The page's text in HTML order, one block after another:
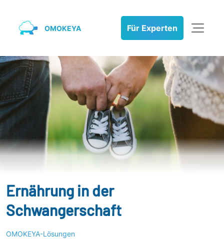
OMOKEYA Für Experten
Ernährung in der
Schwangerschaft
OMOKEYA-Lösungen